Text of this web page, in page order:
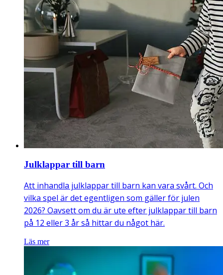
Julklappar till barn
Att inhandla julklappar till barn kan vara svårt. Och
vilka spel är det egentligen som gäller för julen
2026? Oavsett om du är ute efter julklappar till barn
på 12 eller 3 år så hittar du något här.
Läs mer